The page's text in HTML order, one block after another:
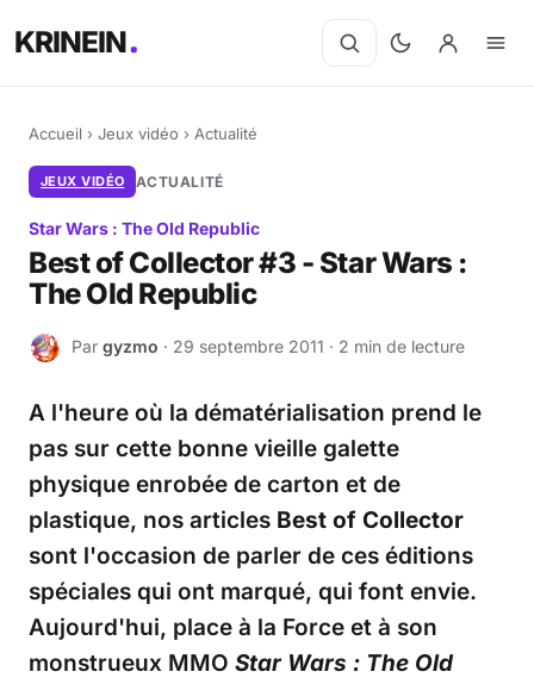
KRINEIN
Accueil › Jeux vidéo › Actualité
JEUX VIDÉO ACTUALITÉ
Star Wars : The Old Republic
Best of Collector #3 - Star Wars :
The Old Republic
G Par gyzmo · 29 septembre 2011 · 2 min de lecture
A l'heure où la dématérialisation prend le
pas sur cette bonne vieille galette
physique enrobée de carton et de
plastique, nos articles Best of Collector
sont l'occasion de parler de ces éditions
spéciales qui ont marqué, qui font envie.
Aujourd'hui, place à la Force et à son
monstrueux MMO Star Wars : The Old